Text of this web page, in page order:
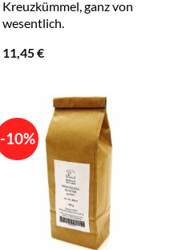
Kreuzkümmel, ganz von
wesentlich.
11,45€
-10%